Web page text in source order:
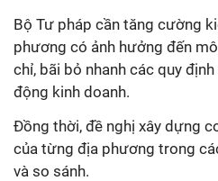
Bộ Tư pháp cần tăng cường
phương có ảnh hưởng đến
chỉ, bãi bỏ nhanh các quy
động kinh doanh.
Đồng thời, đề nghị xây dựng
của từng địa phương trong
và so sánh.